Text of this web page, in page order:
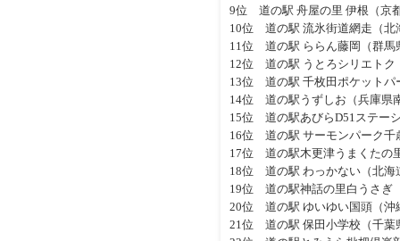
9位 道の駅 舟屋の里 伊根（京
10位 道の駅 流氷街道網走（北
11位 道の駅 ららん藤岡（群馬
12位 道の駅 うとろシリエトク
13位 道の駅 千枚田ポケットパ
14位 道の駅うずしお（兵庫県
15位 道の駅あびらD51ステー
16位 道の駅 サーモンパーク千
17位 道の駅木更津うまくたの
18位 道の駅 わっかない（北海
19位 道の駅神話の里白うさぎ
20位 道の駅 ゆいゆい国頭（沖
21位 道の駅 保田小学校（千葉